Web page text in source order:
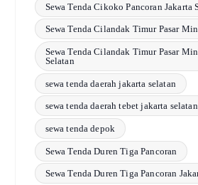
Sewa Tenda Cikoko Pancoran Jakarta
Sewa Tenda Cilandak Timur Pasar
Sewa Tenda Cilandak Timur Pasar
Selatan
sewa tenda daerah jakarta selatan
sewa tenda daerah tebet jakarta selatan
sewa tenda depok
Sewa Tenda Duren Tiga Pancoran
Sewa Tenda Duren Tiga Pancoran